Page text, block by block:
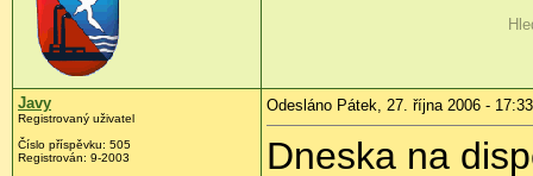
Javy
Registrovaný uživatel
Číslo příspěvku: 505
Registrován: 9-2003
Odesláno Pátek, 27. října 2006 - 17:33
Dneska na